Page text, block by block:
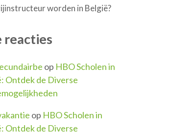
worden in België?
reacties
op HBO Scholen in
Ontdek de Diverse
op HBO Scholen in
Ontdek de Diverse